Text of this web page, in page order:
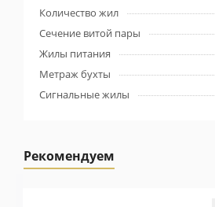
Количество жил
Сечение витой пары
Жилы питания
Метраж бухты
Сигнальные жилы
Рекомендуем